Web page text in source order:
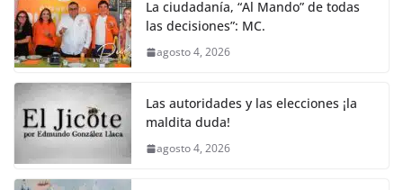
La ciudadanía, “Al Mando” de todas
las decisiones”: MC.
agosto 4, 2026
Las autoridades y las elecciones ¡la
maldita duda!
agosto 4, 2026